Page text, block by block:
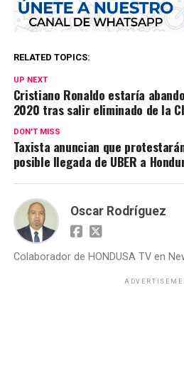
RELATED TOPICS:
UP NEXT
Cristiano Ronaldo estaría
2020 tras salir eliminado de la
DON'T MISS
Taxista anuncian que
posible llegada de UBER a
Oscar Rodríguez
Colaborador de HONDUSA TV en